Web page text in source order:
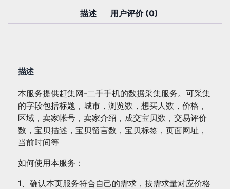
手
描述 用户评价 (0)
描述
本服务提供赶集网-二手手机的数据采集服务。可采集
的字段包括标题，城市，浏览数，想买人数，价格，
区域，卖家帐号，卖家介绍，成交宝贝数，交易评价
数，宝贝描述，宝贝留言数，宝贝标签，页面网址，
当前时间等
如何使用本服务：
1、确认本页服务符合自己的需求，按需求量对应价格